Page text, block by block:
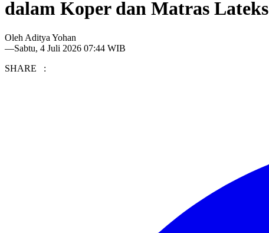
dalam Koper dan Matras Lateks
Oleh Aditya Yohan
—Sabtu, 4 Juli 2026 07:44 WIB
SHARE :